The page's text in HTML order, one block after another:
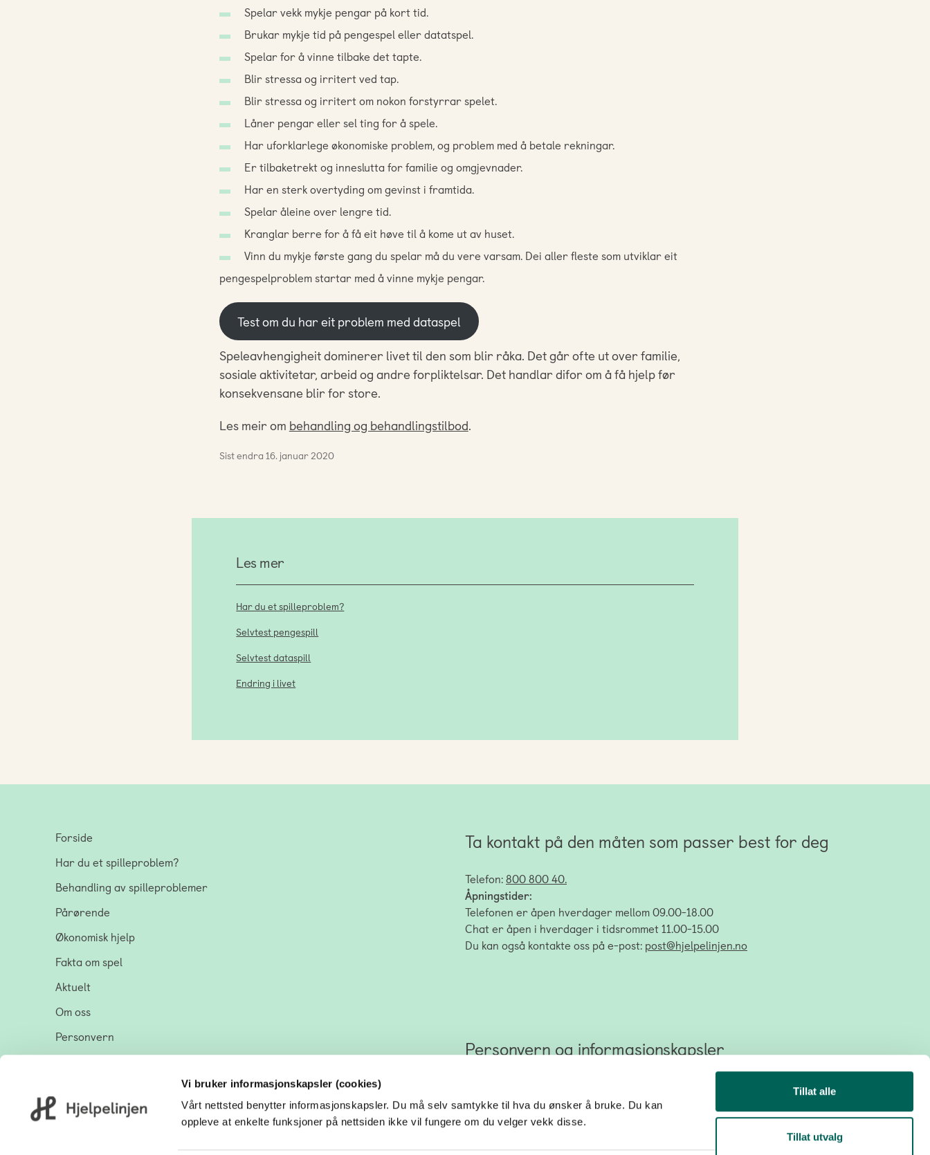
Vi bruker informasjonskapsler (cookies)
Vårt nettsted benytter informasjonskapsler. Du må selv samtykke til hva du ønsker å bruke. Du kan
oppleve at enkelte funksjoner på nettsiden ikke vil fungere om du velger vekk disse.
Tillat alle
Tillat utvalg
Spelar vekk mykje pengar på kort tid.
Brukar mykje tid på pengespel eller datatspel.
Spelar for å vinne tilbake det tapte.
Blir stressa og irritert ved tap.
Blir stressa og irritert om nokon forstyrrar spelet.
Låner pengar eller sel ting for å spele.
Har uforklarlege økonomiske problem, og problem med å betale rekningar.
Er tilbaketrekt og inneslutta for familie og omgjevnader.
Har en sterk overtyding om gevinst i framtida.
Spelar åleine over lengre tid.
Kranglar berre for å få eit høve til å kome ut av huset.
Vinn du mykje første gang du spelar må du vere varsam. Dei aller fleste som utviklar eit
pengespelproblem startar med å vinne mykje pengar.
Test om du har eit problem med dataspel
Speleavhengigheit dominerer livet til den som blir råka. Det går ofte ut over familie,
sosiale aktivitetar, arbeid og andre forpliktelsar. Det handlar difor om å få hjelp før
konsekvensane blir for store.
Les meir om behandling og behandlingstilbod.
Sist endra16. januar 2020
Les mer
Har du et spilleproblem?
Selvtest pengespill
Selvtest dataspill
Endring i livet
Forside
Har du et spilleproblem?
Behandling av spilleproblemer
Pårørende
Økonomisk hjelp
Fakta om spel
Aktuelt
Om oss
Personvern
Ta kontakt på den måten som passer best for deg
Telefon:800 800 40.
Åpningstider:
Telefonen er åpen hverdager mellom 09.00-18.00
Chat er åpen i hverdager i tidsrommet 11.00-15.00
Du kan også kontakte oss på e-post: post@hjelpelinjen.no
Personvern og informasjonskapsler
Alle som kontakter Hjelpelinjen er helt anonyme. Den som svarer vet ikke hvem du
er, enten du ringer, chatter eller tar kontakt på e-post.
Les mer om personvern